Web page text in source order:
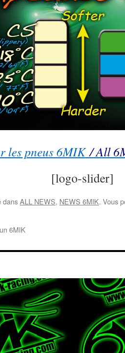
les pneus 6MIK/ All
[logo-slider]
dansALL NEWS, NEWS 6MIK. Vous
6MIK